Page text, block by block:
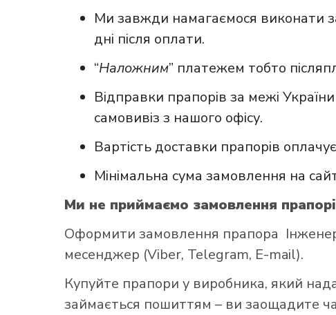
Ми завжди намагаємося виконати
дні після оплати.
“Наложним” платежем тобто
Відправки прапорів за межі
самовивіз з нашого офісу.
Вартість доставки прапорів
Мінімальна сума замовлення на
Ми не приймаємо замовлення
Оформити замовлення прапора
месенджер (Viber, Telegram, E-mail).
Купуйте прапори у виробника, який
займається пошиттям – ви заощадите